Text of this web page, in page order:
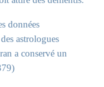
données
astrologues
a conservé un